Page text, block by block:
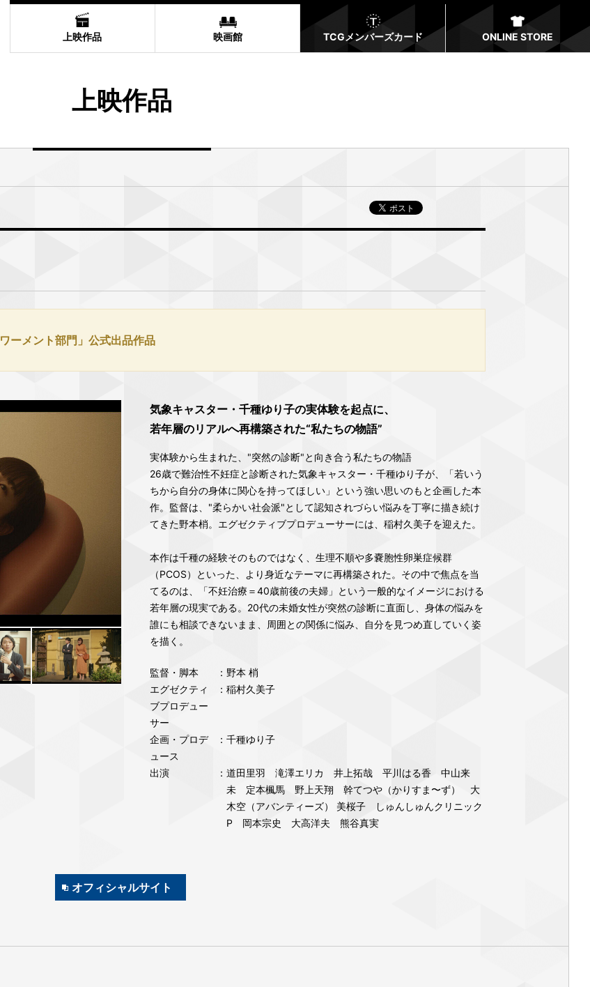
上映作品 映画館 TCGメンバーズカード ONLINE STORE
上映作品
ーメント部門」公式出品作品
気象キャスター・千種ゆり子の実体験を起点に、
若年層のリアルへ再構築された“私たちの物語”
実体験から生まれた、"突然の診断"と向き合う私たちの物語
26歳で難治性不妊症と診断された気象キャスター・千種ゆり子が、「若いう
ちから自分の身体に関心を持ってほしい」という強い思いのもと企画した本
作。監督は、"柔らかい社会派"として認知されづらい悩みを丁寧に描き続け
てきた野本梢。エグゼクティブプロデューサーには、稲村久美子を迎えた。
本作は千種の経験そのものではなく、生理不順や多嚢胞性卵巣症候群
（PCOS）といった、より身近なテーマに再構築された。その中で焦点を当
てるのは、「不妊治療＝40歳前後の夫婦」という一般的なイメージにおける
若年層の現実である。20代の未婚女性が突然の診断に直面し、身体の悩みを
誰にも相談できないまま、周囲との関係に悩み、自分を見つめ直していく姿
を描く。
監督・脚本
：野本 梢
エグゼクティ
ブプロデュー
サー
：稲村久美子
企画・プロデ
ュース
：千種ゆり子
出演
：道田里羽 滝澤エリカ 井上拓哉 平川はる香 中山来
未 定本楓馬 野上天翔 幹てつや（かりすま〜ず） 大
木空（アバンティーズ） 美桜子 しゅんしゅんクリニック
P 岡本宗史 大高洋夫 熊谷真実
オフィシャルサイト